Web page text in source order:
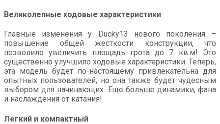
Великолепные ходовые характеристики
Главные изменения у Ducky13 нового поколения –
повышение общей жесткости конструкции, что
позволило увеличить площадь грота до 7 кв.м! Это
существенно улучшило ходовые характеристики. Теперь,
эта модель будет по-настоящему привлекательна для
опытных пользователей, но она также будет чудесным
выбором для начинающих. Еще больше динамики, фана
и наслаждения от катания!
Легкий и компактный